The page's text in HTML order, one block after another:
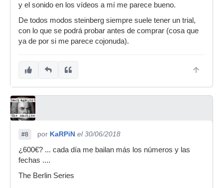
y el sonido en los vídeos a mí me parece bueno.
De todos modos steinberg siempre suele tener un trial,
con lo que se podrá probar antes de comprar (cosa que
ya de por si me parece cojonuda).
#8 por KaRPiN el 30/06/2018
¿600€? ... cada día me bailan más los números y las
fechas ....
The Berlin Series